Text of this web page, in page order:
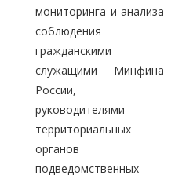
мониторинга и анализа
соблюдения
гражданскими
служащими Минфина
России,
руководителями
территориальных
органов
подведомственных